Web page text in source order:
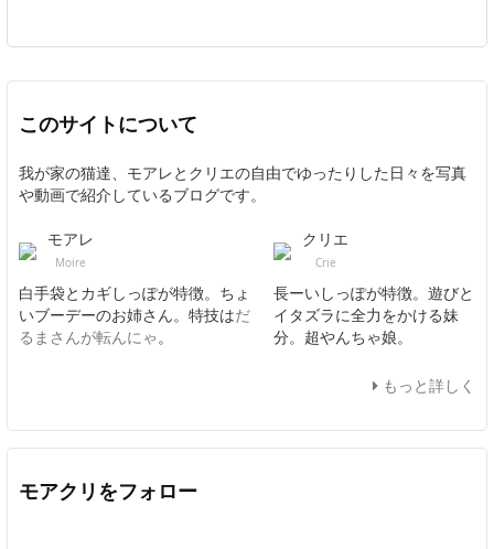
このサイトについて
我が家の猫達、モアレとクリエの自由でゆったりした日々を写真
や動画で紹介しているブログです。
モアレ
Moire
白手袋とカギしっぽが特徴。ちょ
いブーデーのお姉さん。特技はだ
るまさんが転んにゃ。
クリエ
Crie
長ーいしっぽが特徴。遊びと
イタズラに全力をかける妹
分。超やんちゃ娘。
もっと詳しく
モアクリをフォロー